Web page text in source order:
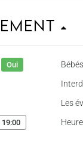
Oui
Les
19:00